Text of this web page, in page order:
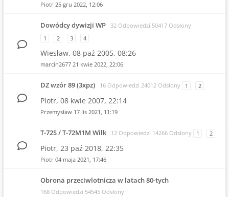
Piotr 25 gru 2022, 12:06
Dowódcy dywizji WP 32 Odpowiedzi 50417 Odsłony
1
2 3 4
Wiesław, 08 paź 2005, 08:26
marcin2677 21 kwie 2022, 22:06
DZ wzór 89 (3xpz) 16 Odpowiedzi 24012 Odsłony 1 2
Piotr, 08 kwie 2007, 22:14
Przemysław 17 lis 2021, 11:19
T-72S / T-72M1M Wilk 12 Odpowiedzi 14266 Odsłony 1 2
Piotr, 23 paź 2018, 22:35
Piotr 04 maja 2021, 17:46
Obrona przeciwlotnicza w latach 80-tych
168 Odpowiedzi 54545 Odsłony